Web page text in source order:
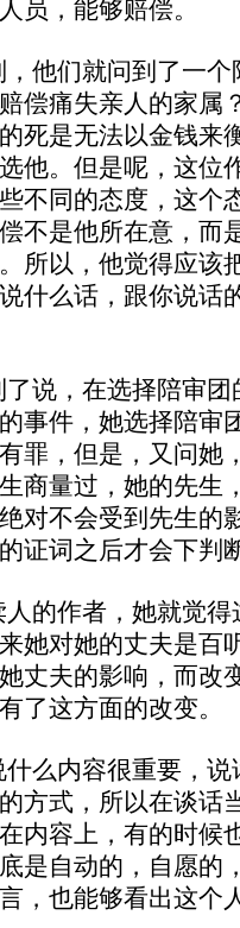
员，能够赔偿。
他们就问到了一
偿痛失亲人的家属
死是无法以金钱来
他。但是呢，这位
不同的态度，这个
不是他所在意，而
所以，他觉得应该
什么话，跟你说话
说，在选择陪审
事件，她选择陪审
罪，但是，又问她
商量过，她的先生
对不会受到先生的
证词之后才会下判
的作者，她就觉
她对她的丈夫是百
丈夫的影响，而改
了这方面的改变。
么内容很重要，
方式，所以在谈话
内容上，有的时候
是自动的，自愿的
，也能够看出这个